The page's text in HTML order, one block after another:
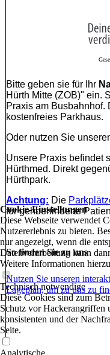
Bitte geben sie für Ihr
Hürth Mitte (ZOB)" ein.
Praxis am Busbahnhof.
kostenfreies Parkhaus.
Oder nutzen Sie
Unsere Praxis befindet
Hürthmed. Direkt
Hürthpark.
Achtung: Die
für gehbehinderte
So finden Sie zu uns
Nutzen Sie unseren
La­ge­plan, um zu uns zu
Cookie-Einstellungen
Diese Webseite verwendet
Nutzererlebnis zu bieten.
nur angezeigt, wenn die
Datenverarbeitung kann
Weitere Informationen
Technisch notwendige
Diese Cookies sind zum
Schutz vor Hackerangriffen
konsistenten und der
Seite.
Analytische